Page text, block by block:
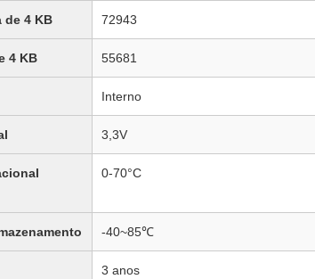
de 4 KB 72943
4 KB 55681
Interno
3,3V
0-70°C
-40~85℃
3 anos